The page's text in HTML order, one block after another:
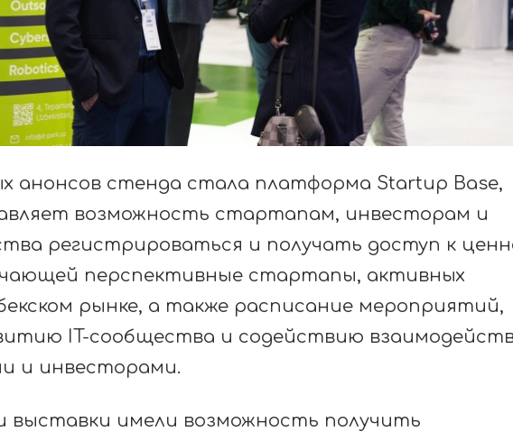
анонсов стенда стала платформа Startup Base,
возможность стартапам, инвесторам и
регистрироваться и получать доступ к
перспективные стартапы, активных
рынке, а также расписание мероприятий,
IT-сообщества и содействию
и инвесторами.
выставки имели возможность получить